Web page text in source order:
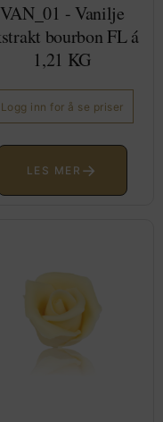
VAN_01 - Vanilje
bourbon FL á
1,21 KG
Logg inn for å se priser
LES MER →